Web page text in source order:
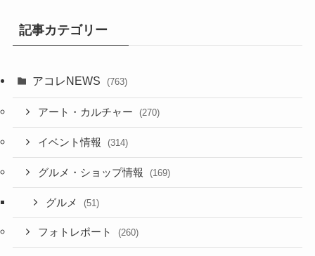
記事カテゴリー
アコレNEWS (763)
アート・カルチャー (270)
イベント情報 (314)
グルメ・ショップ情報 (169)
グルメ (51)
フォトレポート (260)